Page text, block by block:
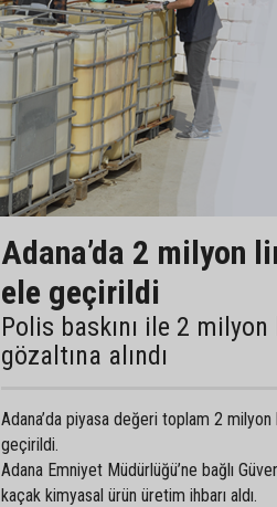
Adana’da 2 milyon
ele geçirildi
Polis baskını ile 2
gözaltına alındı
Adana’da piyasa değeri toplam 2
geçirildi.
Adana Emniyet Müdürlüğü’ne bağlı
kaçak kimyasal ürün üretim ihbarı aldı.